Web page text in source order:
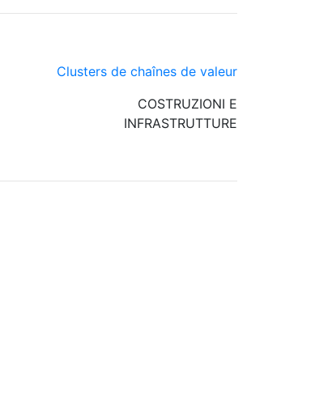
Clusters de chaînes de valeur
COSTRUZIONI E
INFRASTRUTTURE